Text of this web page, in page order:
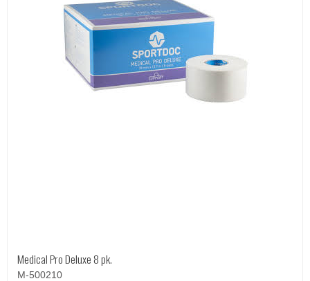
Medical Pro Deluxe 8 pk.
M-500210